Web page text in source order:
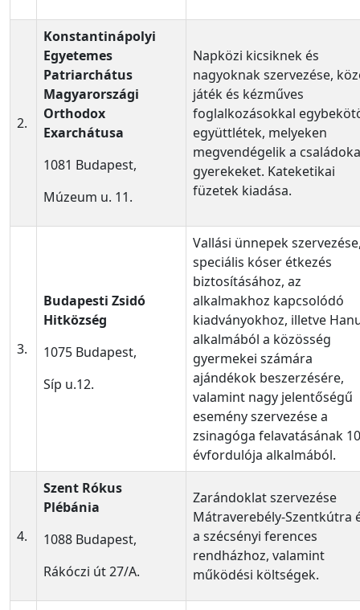
2.
Konstantinápolyi
Egyetemes
Patriarchátus
Magyarországi
Orthodox
Exarchátusa
1081 Budapest,
Múzeum u. 11.
Napközi kicsiknek és
nagyoknak szervezése,
játék és kézműves
foglalkozásokkal
együttlétek, melyeken
megvendégelik a
gyerekeket. Kateketikai
füzetek kiadása.
3.
Budapesti Zsidó
Hitközség
1075 Budapest,
Síp u.12.
Vallási ünnepek
speciális kóser étkezés
biztosításához, az
alkalmakhoz kapcsolódó
kiadványokhoz, illetve
alkalmából a közösség
gyermekei számára
ajándékok beszerzésére,
valamint nagy jelentőségű
esemény szervezése a
zsinagóga felavatásának
évfordulója alkalmából.
4.
Szent Rókus
Plébánia
1088 Budapest,
Rákóczi út 27/A.
Zarándoklat szervezése
Mátraverebély-Szentkútra
a szécsényi ferences
rendházhoz, valamint
működési költségek.